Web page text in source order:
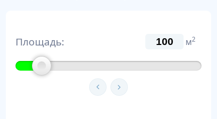
Площадь: м2